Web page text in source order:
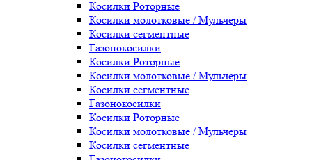
Косилки Роторные
Косилки молотковые / Мульчеры
Косилки сегментные
Газонокосилки
Косилки Роторные
Косилки молотковые / Мульчеры
Косилки сегментные
Газонокосилки
Косилки Роторные
Косилки молотковые / Мульчеры
Косилки сегментные